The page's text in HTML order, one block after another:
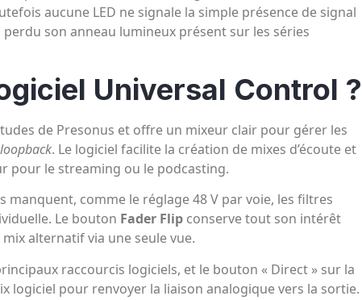
aucune LED ne signale la simple présence de signal
son anneau lumineux présent sur les séries
Universal Control ?
de Presonus et offre un mixeur clair pour gérer les
loopback. Le logiciel facilite la création de mixes d’écoute et
pour le streaming ou le podcasting.
manquent, comme le réglage 48 V par voie, les filtres
Le bouton Fader Flip conserve tout son intérêt
alternatif via une seule vue.
raccourcis logiciels, et le bouton « Direct » sur la
logiciel pour renvoyer la liaison analogique vers la sortie.